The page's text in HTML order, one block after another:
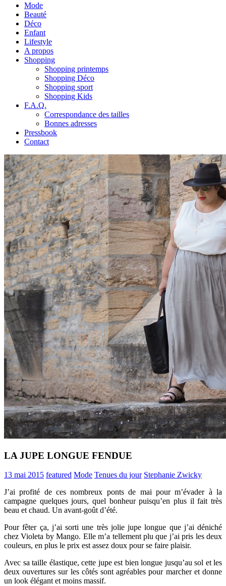
Mode
Beauté
Déco
Enfant
Lifestyle
A propos
Shopping
Shopping printemps
Shopping Déco
Shopping sport
Shopping Kids
F.A.Q.
Correspondance des tailles
Bonnes adresses
Pressbook
Contact
LA JUPE LONGUE FENDUE
13 mai 2015 featured Mode Tenues du jour Stephanie Zwicky
J’ai profité de ces nombreux ponts de mai pour m’évader à la
campagne quelques jours, quel bonheur puisqu’en plus il fait très
beau et chaud. Un avant-goût d’été.
Pour fêter ça, j’ai sorti une très jolie jupe longue que j’ai déniché
chez Violeta by Mango. Elle m’a tellement plu que j’ai pris les deux
couleurs, en plus le prix est assez doux pour se faire plaisir.
Avec sa taille élastique, cette jupe est bien longue jusqu’au sol et les
deux ouvertures sur les côtés sont agréables pour marcher et donne
un look élégant et moins massif.